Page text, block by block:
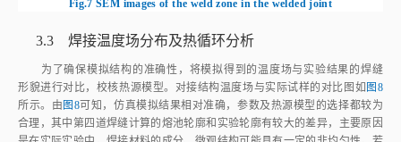
图7 对接接头焊缝区SEM图
Fig.7 SEM images of the weld zone in the welded joint
3.3 焊接温度场分布及热循环分析
为了确保模拟结构的准确性，将模拟得到的温度场与实验结果的焊缝
形貌进行对比，校核热源模型。对接结构温度场与实际试样的对比图如图8
所示。由图8可知，仿真模拟结果相对准确，参数及热源模型的选择都较为